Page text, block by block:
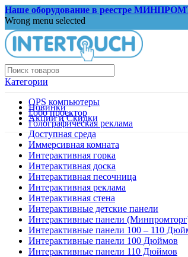
Наше оборудование в реестре
Wrong menu selected
Категории
OPS компьютеры
Гобо проектор
Голографическая реклама
Доступная среда
Иммерсивная комната
Интерактивная горка
Интерактивная доска
Интерактивная песочница
Интерактивная реклама
Интерактивная стена
Интерактивные детские панели
Интерактивные панели
Интерактивные панели 100 – 110
Интерактивные панели 100 Дюймов
Интерактивные панели 110 Дюймов
Новинки
Акции и Скидки